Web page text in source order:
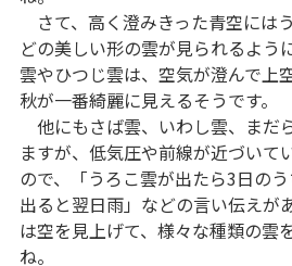
さて、高く澄みきった青空には
どの美しい形の雲が見られるよう
雲やひつじ雲は、空気が澄んで上
秋が一番綺麗に見えるそうです。
他にもさば雲、いわし雲、まだ
ますが、低気圧や前線が近づいて
ので、「うろこ雲が出たら3日の
出ると翌日雨」などの言い伝えが
は空を見上げて、様々な種類の雲
ね。